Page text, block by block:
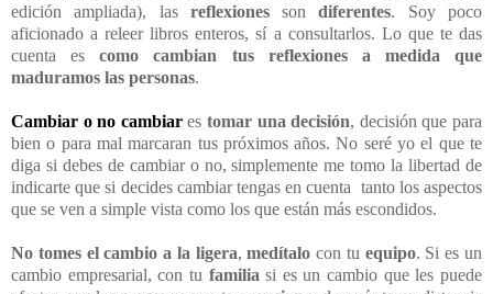
edición ampliada), las reflexionessondiferentes. Soy poco
aficionado a releer libros enteros, sí a consultarlos. Lo que te das
cuenta escomo cambian tus reflexiones a medida que
maduramos las personas.
Cambiar o no cambiarestomar una decisión, decisión que para
bien o para mal marcaran tus próximos años. No seré yo el que te
diga si debes de cambiar o no, simplemente me tomo la libertad de
indicarte que si decides cambiar tengas en cuenta tanto los aspectos
que se ven a simple vista como los que están más escondidos.
No tomes el cambio a la ligera,medítalo con tu equipo. Si es un
cambio empresarial, con tu familia si es un cambio que les puede